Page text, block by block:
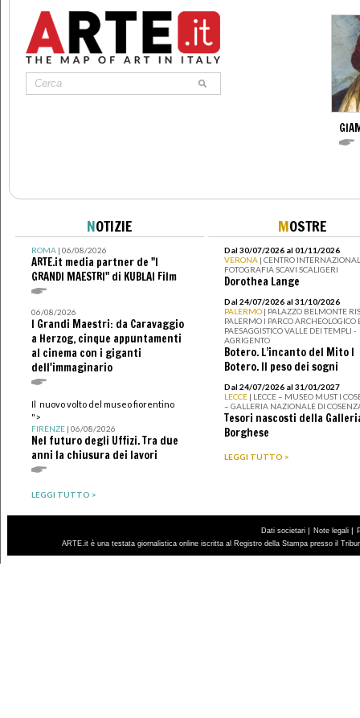
NOTIZIE
ROMA| 06/08/2026
ARTE.it media partner de "I
GRANDI MAESTRI" di KUBLAI Film
06/08/2026
I Grandi Maestri: da Caravaggio
a Herzog, cinque appuntamenti
al cinema con i giganti
dell'immaginario
Il nuovo volto del museo fiorentino
">
FIRENZE| 06/08/2026
Nel futuro degli Uffizi. Tra due
anni la chiusura dei lavori
LEGGI TUTTO >
MOSTRE
Dal 30/07/2026 al 01/11/2026
VERONA | CENTRO
FOTOGRAFIA SCAVI SCALIGERI
Dorothea Lange
Dal 24/07/2026 al 31/10/2026
PALERMO | PALAZZO BELMONTE
PALERMO I PARCO ARCHEOLOGICO
PAESAGGISTICO VALLE DEI TEMPLI -
AGRIGENTO
Botero. L’incanto del Mito I
Botero. Il peso dei sogni
Dal 24/07/2026 al 31/01/2027
LECCE | LECCE – MUSEO MUST I
– GALLERIA NAZIONALE DI
Tesori nascosti della
Borghese
LEGGI TUTTO >
Dati societari | Note legali |
ARTE.it è una testata giornalistica online iscritta al Registro della Stampa presso il